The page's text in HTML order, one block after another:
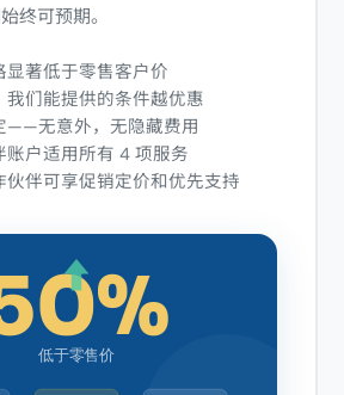
终可预期。
显著低于零售客户价
我们能提供的条件越优惠
——无意外，无隐藏费用
账户适用所有 4 项服务
伙伴可享促销定价和优先支持
低于零售价